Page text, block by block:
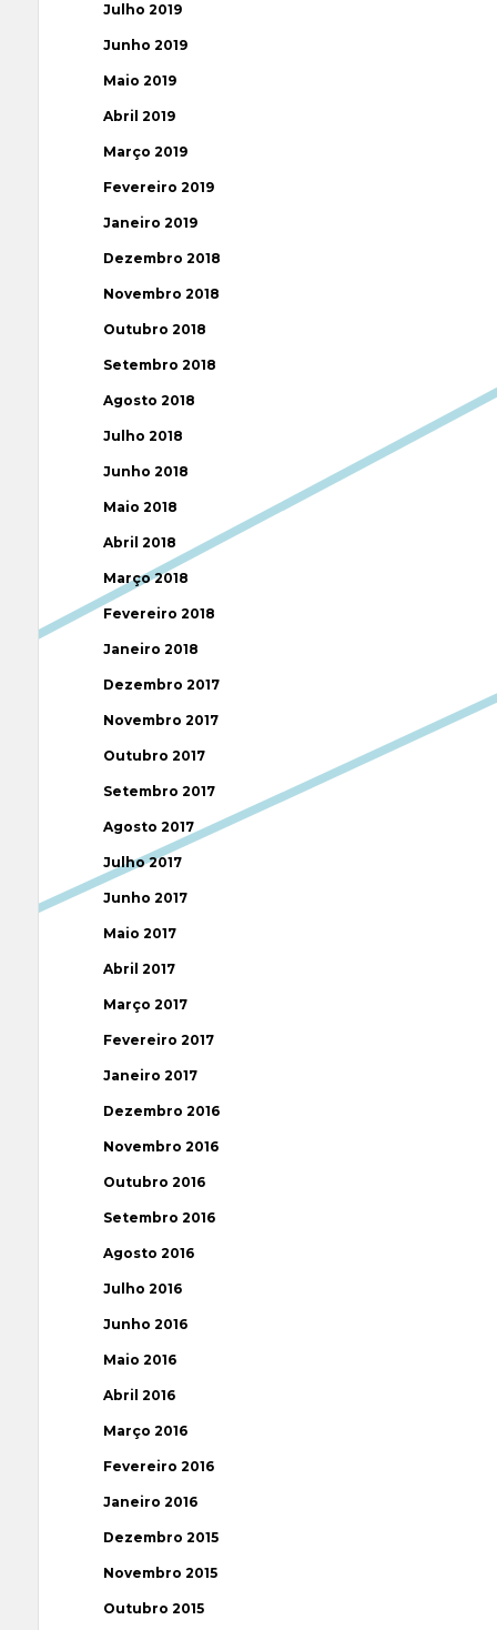
Julho 2019
Junho 2019
Maio 2019
Abril 2019
Março 2019
Fevereiro 2019
Janeiro 2019
Dezembro 2018
Novembro 2018
Outubro 2018
Setembro 2018
Agosto 2018
Julho 2018
Junho 2018
Maio 2018
Abril 2018
Março 2018
Fevereiro 2018
Janeiro 2018
Dezembro 2017
Novembro 2017
Outubro 2017
Setembro 2017
Agosto 2017
Julho 2017
Junho 2017
Maio 2017
Abril 2017
Março 2017
Fevereiro 2017
Janeiro 2017
Dezembro 2016
Novembro 2016
Outubro 2016
Setembro 2016
Agosto 2016
Julho 2016
Junho 2016
Maio 2016
Abril 2016
Março 2016
Fevereiro 2016
Janeiro 2016
Dezembro 2015
Novembro 2015
Outubro 2015